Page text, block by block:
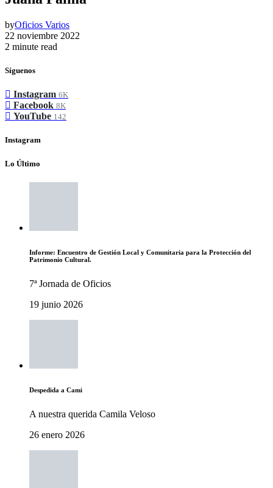
byOficios Varios
22 noviembre 2022
2 minute read
Síguenos
Instagram 6K
Facebook 8K
YouTube 142
Instagram
Lo Último
Informe: Encuentro de Gestión Local y Comunitaria para la Protección del
Patrimonio Cultural.
7ª Jornada de Oficios
19 junio 2026
Despedida a Cami
A nuestra querida Camila Veloso
26 enero 2026